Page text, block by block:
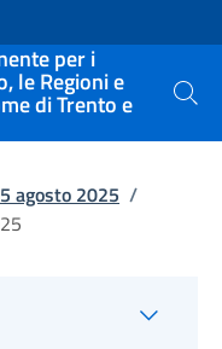
per i
le Regioni e
di Trento e Cerca
agosto 2025 /